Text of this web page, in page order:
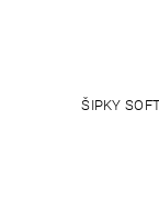
ŠIPKY